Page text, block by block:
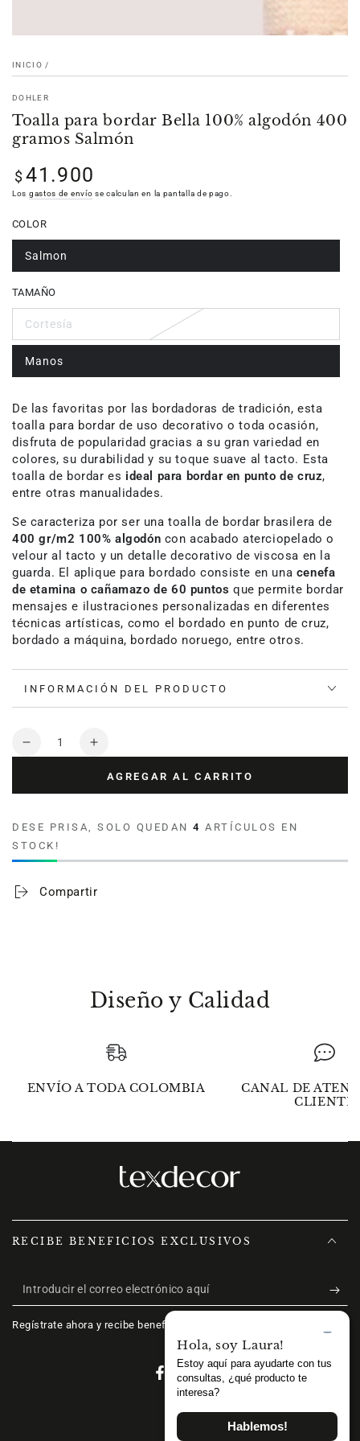
INICIO /
DOHLER
Toalla para bordar Bella 100% algodón 400
gramos Salmón
Precio
regular
$ 41.900
Los gastos de envío se calculan en la pantalla de pago.
COLOR
Salmon
TAMAÑO
Cortesía
Manos
De las favoritas por las bordadoras de tradición, esta
toalla para bordar de uso decorativo o toda ocasión,
disfruta de popularidad gracias a su gran variedad en
colores, su durabilidad y su toque suave al tacto. Esta
toalla de bordar es ideal para bordar en punto de cruz,
entre otras manualidades.
Se caracteriza por ser una toalla de bordar brasilera de
400 gr/m2 100% algodón con acabado aterciopelado o
velour al tacto y un detalle decorativo de viscosa en la
guarda. El aplique para bordado consiste en una cenefa
de etamina o cañamazo de 60 puntos que permite bordar
mensajes e ilustraciones personalizadas en diferentes
técnicas artísticas, como el bordado en punto de cruz,
bordado a máquina, bordado noruego, entre otros.
INFORMACIÓN DEL PRODUCTO
Cantidad
Reducir
bordar
Bella
100%
algodón
400
Aumentar
para
bordar
100%
400
AGREGAR AL CARRITO
DESE PRISA, SOLO QUEDAN 4 ARTÍCULOS EN
STOCK!
Compartir
Diseño y Calidad
ENVÍO A TODA COLOMBIA
CANAL DE
CLIENTE
RECIBE BENEFICIOS EXCLUSIVOS
Introducir
el
correo
Regístrate ahora y recibe beneficios exclusivos.
FacebookInstagram